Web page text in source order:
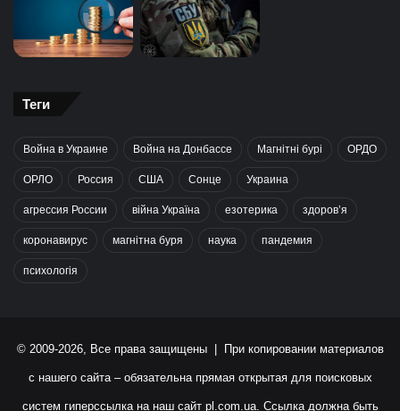
Теги
Война в Украине Война на Донбассе Магнітні бурі ОРДО
ОРЛО Россия США Сонце Украина
агрессия России війна Україна езотерика здоров’я
коронавирус магнітна буря наука пандемия
психологія
© 2009-2026, Все права защищены | При копировании материалов
с нашего сайта – обязательна прямая открытая для поисковых
систем гиперссылка на наш сайт pl.com.ua. Ссылка должна быть